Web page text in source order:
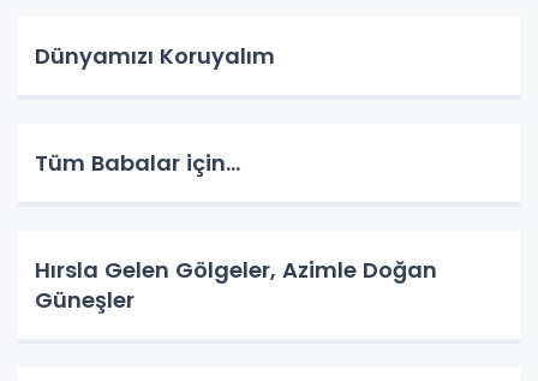
Dünyamızı Koruyalım
Tüm Babalar için...
Hırsla Gelen Gölgeler, Azimle Doğan
Güneşler